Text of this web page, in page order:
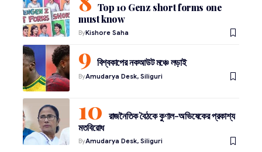
Top 10 Genz short forms one
must know
ByKishore Saha
বিশ্বকাপের নকআউট মঞ্চে লড়াই
ByAmudarya Desk, Siliguri
রাজনৈতিক বৈঠকে কুণাল-অভিষেকের প্রকাশ্য
মতবিরোধ
ByAmudarya Desk, Siliguri